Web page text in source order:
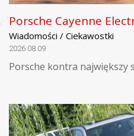
Porsche Cayenne
Wiadomości / Ciekawostki
2026.08.09
Porsche kontra największy